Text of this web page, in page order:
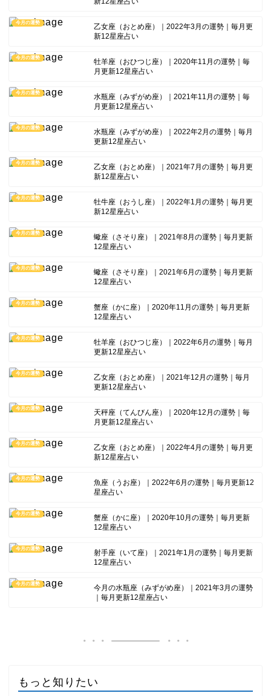
今月の運勢
乙女座（おとめ座）｜2022年3月の運勢｜毎月更
新12星座占い
今月の運勢
牡羊座（おひつじ座）｜2020年11月の運勢｜毎
月更新12星座占い
今月の運勢
水瓶座（みずがめ座）｜2021年11月の運勢｜毎
月更新12星座占い
今月の運勢
水瓶座（みずがめ座）｜2022年2月の運勢｜毎月
更新12星座占い
今月の運勢
乙女座（おとめ座）｜2021年7月の運勢｜毎月更
新12星座占い
今月の運勢
牡牛座（おうし座）｜2022年1月の運勢｜毎月更
新12星座占い
今月の運勢
蠍座（さそり座）｜2021年8月の運勢｜毎月更新
12星座占い
今月の運勢
蠍座（さそり座）｜2021年6月の運勢｜毎月更新
12星座占い
今月の運勢
蟹座（かに座）｜2020年11月の運勢｜毎月更新
12星座占い
今月の運勢
牡羊座（おひつじ座）｜2022年6月の運勢｜毎月
更新12星座占い
今月の運勢
乙女座（おとめ座）｜2021年12月の運勢｜毎月
更新12星座占い
今月の運勢
天秤座（てんびん座）｜2020年12月の運勢｜毎
月更新12星座占い
今月の運勢
乙女座（おとめ座）｜2022年4月の運勢｜毎月更
新12星座占い
今月の運勢
魚座（うお座）｜2022年6月の運勢｜毎月更新12
星座占い
今月の運勢
蟹座（かに座）｜2020年10月の運勢｜毎月更新
12星座占い
今月の運勢
射手座（いて座）｜2021年1月の運勢｜毎月更新
12星座占い
今月の運勢
今月の水瓶座（みずがめ座）｜2021年3月の運勢
｜毎月更新12星座占い
もっと知りたい